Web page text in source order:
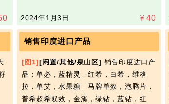
￥ 40
2024年1月3日
销售印度进口产品
[图1][闲置/其他/泉山区] 销售印度进口产
品；单必，蓝精灵，红希，白希，维格
拉，单艾，水果糖，马牌单效，泡腾片，
普希超希双效，金溪，绿钻，蓝钻，红